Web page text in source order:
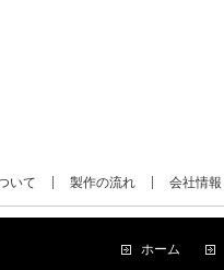
いて 製作の流れ 会社情報
ホーム